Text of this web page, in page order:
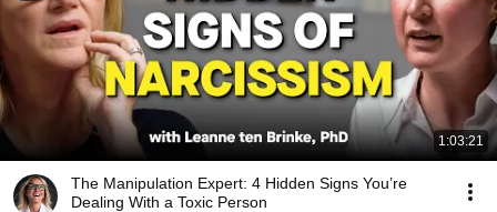
1:03:21
The Manipulation Expert: 4 Hidden Signs You’re
Dealing With a Toxic Person